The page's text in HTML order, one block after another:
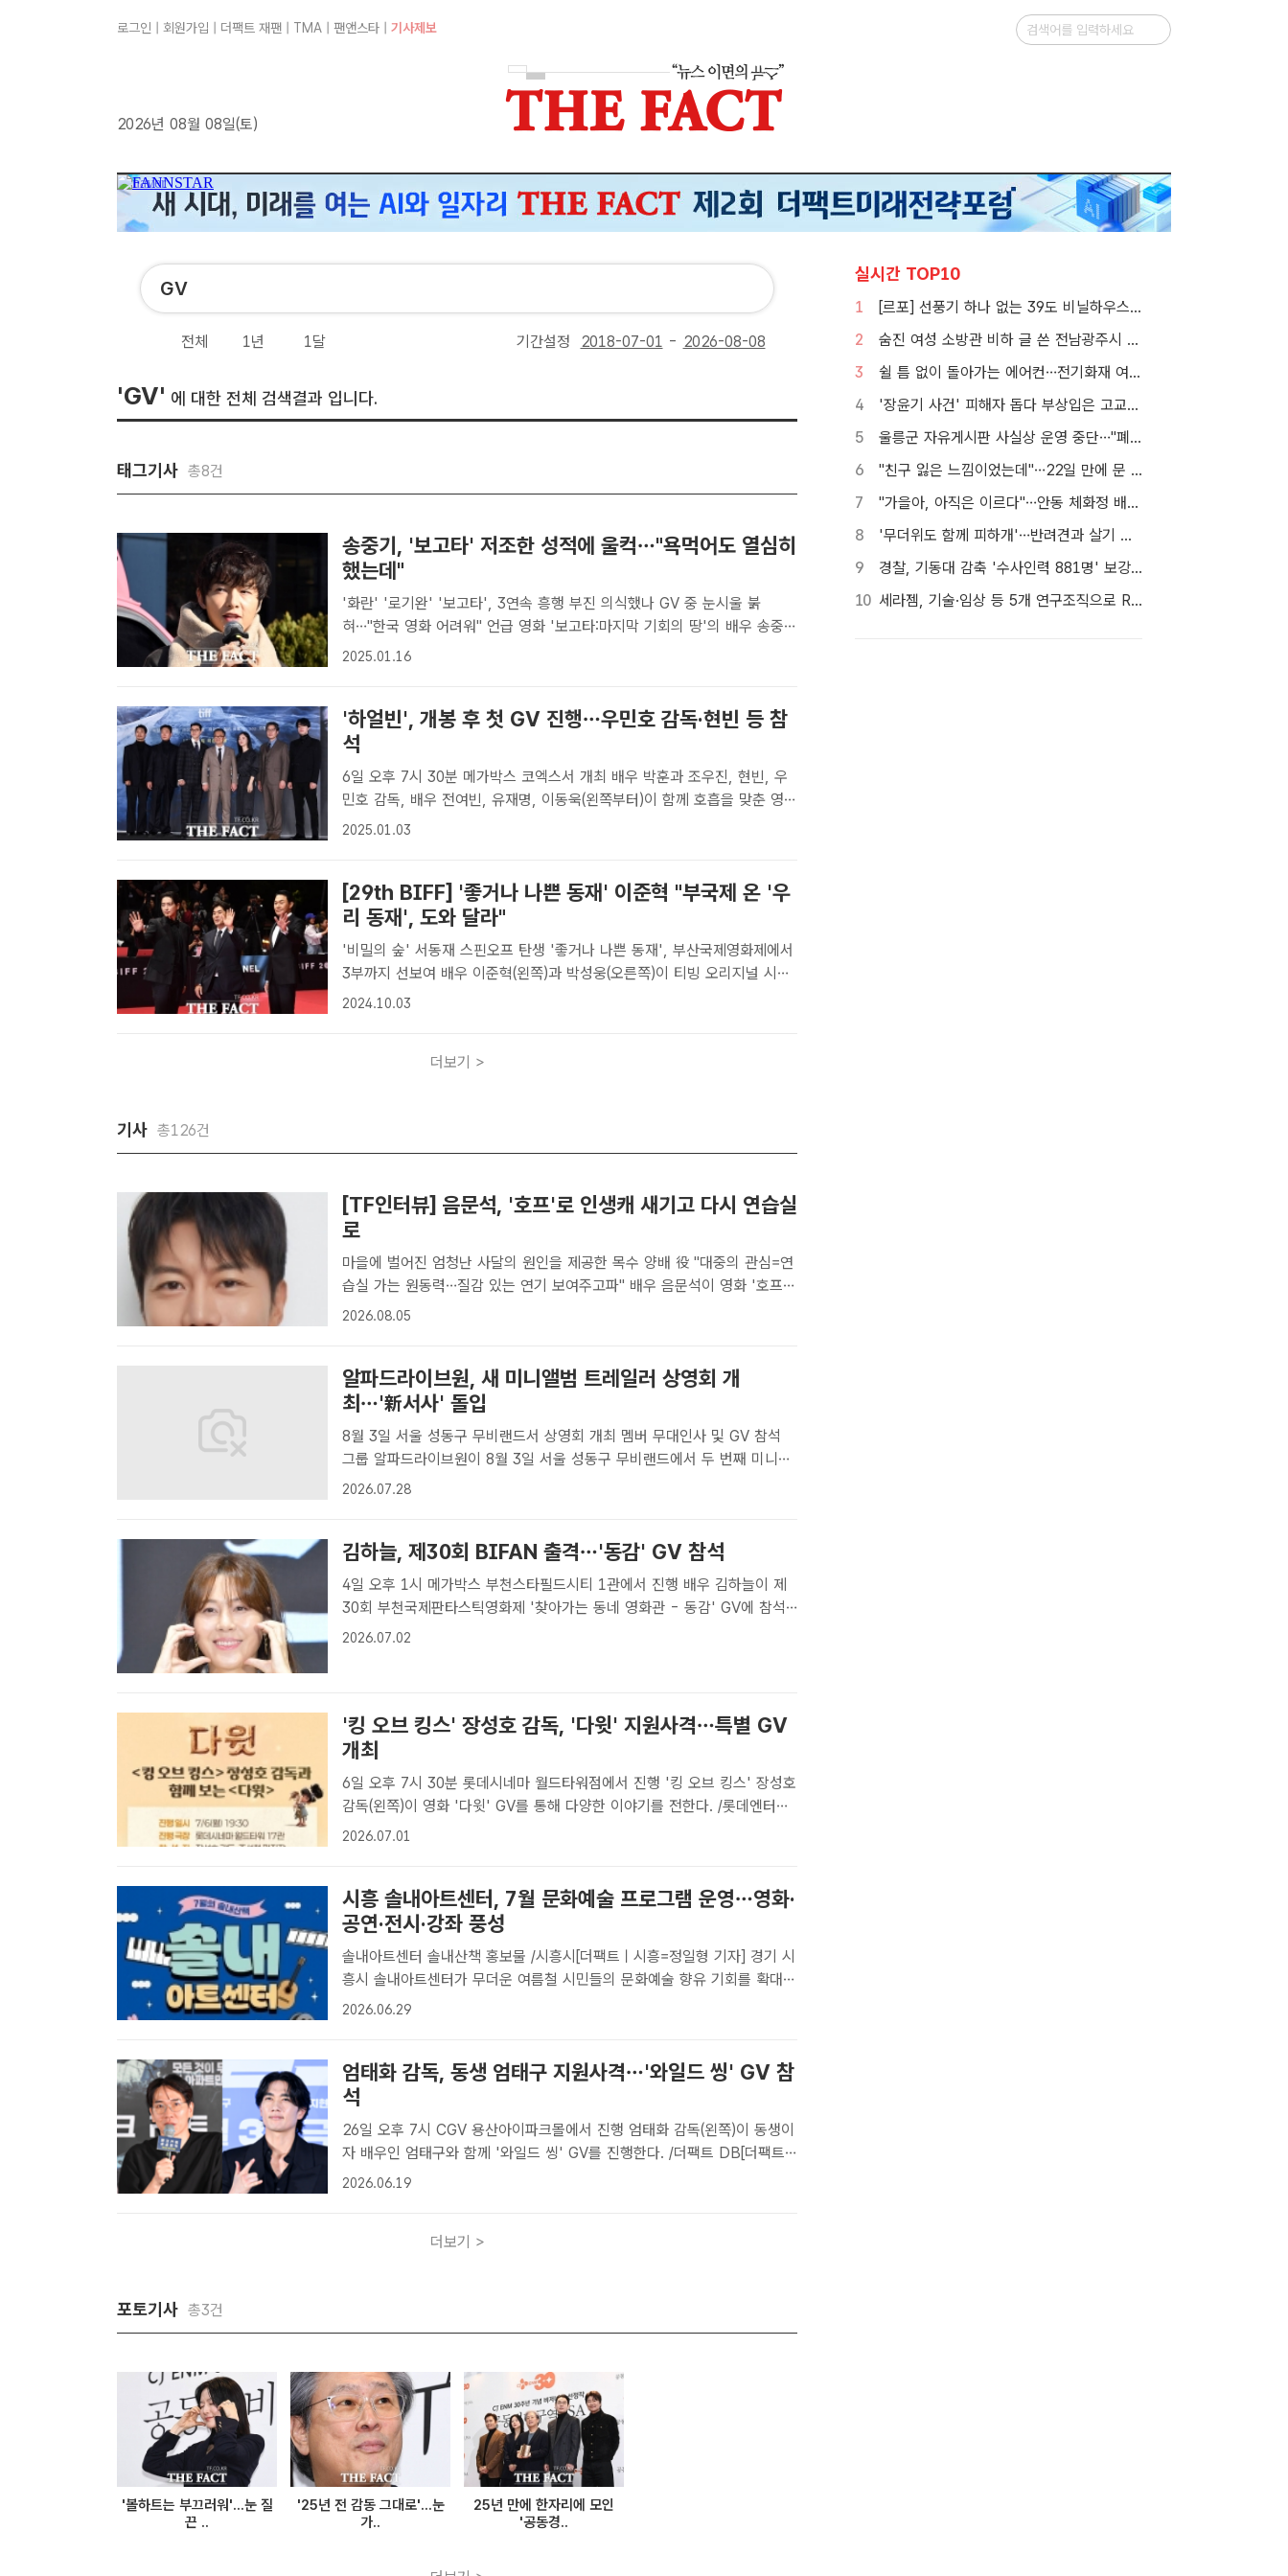
로그인 회원가입 더팩트 재팬 TMA 팬앤스타 기사제보
2026년 08월 08일(토)
전체 1년 1달 기간설정 -
'GV' 에 대한 전체 검색결과 입니다.
태그기사 총8건
송중기, '보고타' 저조한 성적에 울컥…"욕먹어도 열심히
했는데"
'화란' '로기완' '보고타', 3연속 흥행 부진 의식했나 GV 중 눈시울 붉
혀…"한국 영화 어려워" 언급 영화 '보고타:마지막 기회의 땅'의 배우 송중기
가 24일 오전 서울 중구 프레스센터 광장에서 열린 '보고타 간식 산타' 이벤
2025.01.16
'하얼빈', 개봉 후 첫 GV 진행…우민호 감독·현빈 등 참
석
6일 오후 7시 30분 메가박스 코엑스서 개최 배우 박훈과 조우진, 현빈, 우
민호 감독, 배우 전여빈, 유재명, 이동욱(왼쪽부터)이 함께 호흡을 맞춘 영화
'하얼빈'이 개봉 이후 첫 GV를 개최한다. 감독과 배우들은 비하인드 이야기
2025.01.03
[29th BIFF] '좋거나 나쁜 동재' 이준혁 "부국제 온 '우
리 동재', 도와 달라"
'비밀의 숲' 서동재 스핀오프 탄생 '좋거나 나쁜 동재', 부산국제영화제에서
3부까지 선보여 배우 이준혁(왼쪽)과 박성웅(오른쪽)이 티빙 오리지널 시리
즈 '좋거나 나쁜 동재'로 호흡을 맞췄다. 사진은 지난 2일 제29회 부산국제
2024.10.03
더보기 >
기사 총126건
[TF인터뷰] 음문석, '호프'로 인생캐 새기고 다시 연습실
로
마을에 벌어진 엄청난 사달의 원인을 제공한 목수 양배 役 "대중의 관심=연
습실 가는 원동력…질감 있는 연기 보여주고파" 배우 음문석이 영화 '호프'
관련 인터뷰를 진행했다. /고스트 스튜디오[더팩트｜박지윤 기자] 자신을 향
2026.08.05
알파드라이브원, 새 미니앨범 트레일러 상영회 개
최…'新서사' 돌입
8월 3일 서울 성동구 무비랜드서 상영회 개최 멤버 무대인사 및 GV 참석
그룹 알파드라이브원이 8월 3일 서울 성동구 무비랜드에서 두 번째 미니앨
범 'UNBREAKABLE : 少年BEAST'의 트레일러 상영 이벤트 'TRAILER
2026.07.28
김하늘, 제30회 BIFAN 출격…'동감' GV 참석
4일 오후 1시 메가박스 부천스타필드시티 1관에서 진행 배우 김하늘이 제
30회 부천국제판타스틱영화제 '찾아가는 동네 영화관 - 동감' GV에 참석
한다. /더팩트 DB[더팩트｜박지윤 기자] 배우 김하늘이 제30회 부천국제판
2026.07.02
'킹 오브 킹스' 장성호 감독, '다윗' 지원사격…특별 GV
개최
6일 오후 7시 30분 롯데시네마 월드타워점에서 진행 '킹 오브 킹스' 장성호
감독(왼쪽)이 영화 '다윗' GV를 통해 다양한 이야기를 전한다. /롯데엔터테
인먼트[더팩트｜박지윤 기자] '킹 오브 킹스'의 장성호 감독과 영화 '다윗'이
2026.07.01
시흥 솔내아트센터, 7월 문화예술 프로그램 운영…영화·
공연·전시·강좌 풍성
솔내아트센터 솔내산책 홍보물 /시흥시[더팩트ㅣ시흥=정일형 기자] 경기 시
흥시 솔내아트센터가 무더운 여름철 시민들의 문화예술 향유 기회를 확대하
기 위해 영화, 공연, 전시, 강좌를 아우르는 7월 문화예술 프로그램 '솔내문
2026.06.29
엄태화 감독, 동생 엄태구 지원사격…'와일드 씽' GV 참
석
26일 오후 7시 CGV 용산아이파크몰에서 진행 엄태화 감독(왼쪽)이 동생이
자 배우인 엄태구와 함께 '와일드 씽' GV를 진행한다. /더팩트 DB[더팩트
｜박지윤 기자] 엄태화 감독과 배우 엄태구가 관객들과 만나 형제 케미를 보
2026.06.19
더보기 >
포토기사 총3건
'볼하트는 부끄러워'...눈 질
끈 ..
'25년 전 감동 그대로'...눈
가..
25년 만에 한자리에 모인
'공동경..
실시간 TOP10
1
[르포] 선풍기 하나 없는 39도 비닐하우스…이주노동자의 '악몽같은 폭염'
2
숨진 여성 소방관 비하 글 쓴 전남광주시 공무원 입건
3
쉴 틈 없이 돌아가는 에어컨…전기화재 여름철에 몰린다
4
'장윤기 사건' 피해자 돕다 부상입은 고교생 의상자 인정
5
울릉군 자유게시판 사실상 운영 중단…"폐쇄" vs "소통창구 지켜야"
6
"친구 잃은 느낌이었는데"…22일 만에 문 연 홈플러스 가보니[TF현장]
7
"가을아, 아직은 이르다"…안동 체화정 배롱나무의 마지막 여름
8
'무더위도 함께 피하개'…반려견과 살기 좋은 자치구는 어디
9
경찰, 기동대 감축 '수사인력 881명' 보강…9월 초까지 상피제 시행
10
세라젬, 기술·임상 등 5개 연구조직으로 R&D 역량 강화